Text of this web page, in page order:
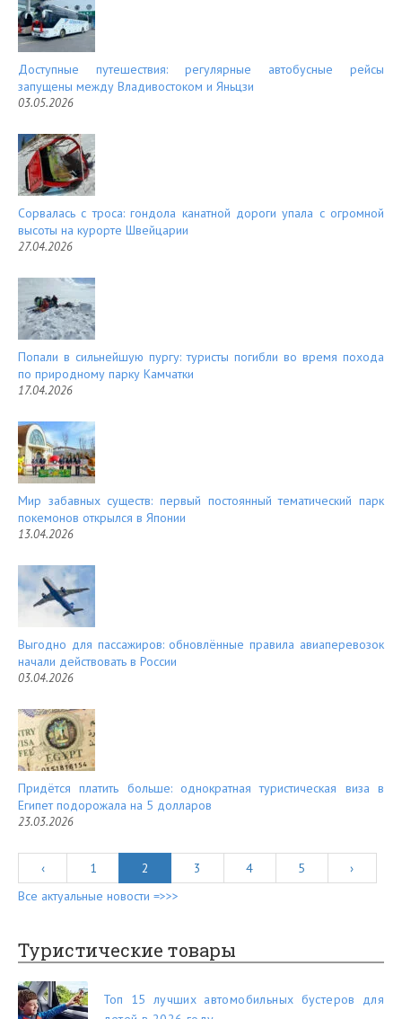
Доступные путешествия: регулярные автобусные рейсы
запущены между Владивостоком и Яньцзи
03.05.2026
Сорвалась с троса: гондола канатной дороги упала с огромной
высоты на курорте Швейцарии
27.04.2026
Попали в сильнейшую пургу: туристы погибли во время похода
по природному парку Камчатки
17.04.2026
Мир забавных существ: первый постоянный тематический парк
покемонов открылся в Японии
13.04.2026
Выгодно для пассажиров: обновлённые правила авиаперевозок
начали действовать в России
03.04.2026
Придётся платить больше: однократная туристическая виза в
Египет подорожала на 5 долларов
23.03.2026
‹ 1 2 3 4 5
›
Все актуальные новости =>>>
Туристические товары
Топ 15 лучших автомобильных бустеров для